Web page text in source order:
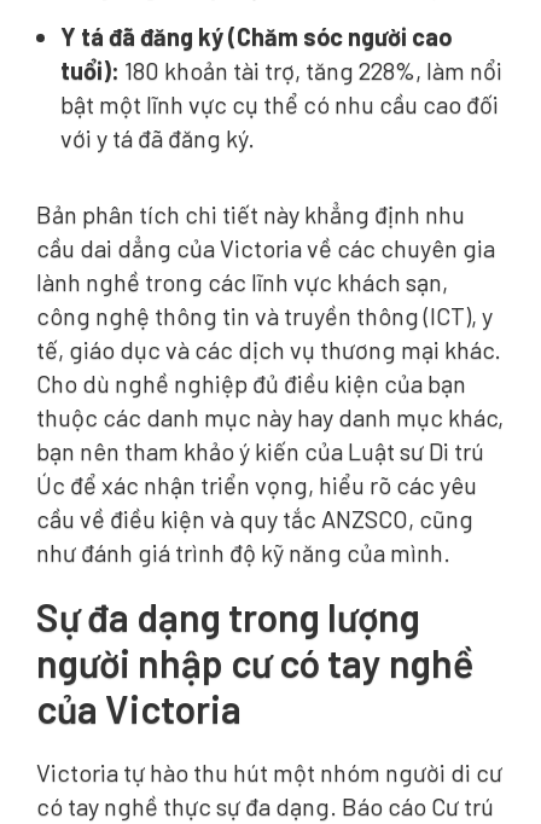
Y tá đã đăng ký (Chăm sóc người cao
tuổi): 180 khoản tài trợ, tăng 228%, làm nổi
bật một lĩnh vực cụ thể có nhu cầu cao đối
với y tá đã đăng ký.
Bản phân tích chi tiết này khẳng định nhu
cầu dai dẳng của Victoria về các chuyên gia
lành nghề trong các lĩnh vực khách sạn,
công nghệ thông tin và truyền thông (ICT), y
tế, giáo dục và các dịch vụ thương mại khác.
Cho dù nghề nghiệp đủ điều kiện của bạn
thuộc các danh mục này hay danh mục khác,
bạn nên tham khảo ý kiến của Luật sư Di trú
Úc để xác nhận triển vọng, hiểu rõ các yêu
cầu về điều kiện và quy tắc ANZSCO, cũng
như đánh giá trình độ kỹ năng của mình.
Sự đa dạng trong lượng
người nhập cư có tay nghề
của Victoria
Victoria tự hào thu hút một nhóm người di cư
có tay nghề thực sự đa dạng. Báo cáo Cư trú